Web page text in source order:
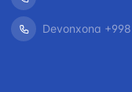
Devonxona